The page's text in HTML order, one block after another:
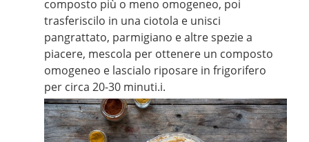
composto più o meno omogeneo, poi
trasferiscilo in una ciotola e unisci
pangrattato, parmigiano e altre spezie a
piacere, mescola per ottenere un composto
omogeneo e lascialo riposare in frigorifero
per circa 20-30 minuti.i.